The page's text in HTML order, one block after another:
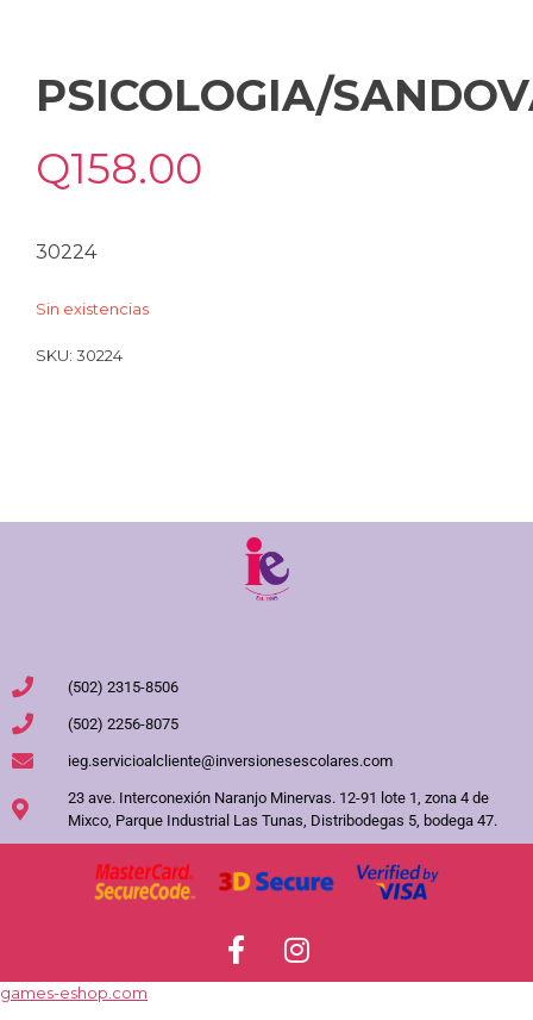
PSICOLOGIA/
Q158.00
30224
Sin existencias
SKU: 30224
(502) 2315-8506
(502) 2256-8075
ieg.servicioalcliente@inversionesescolares.com
23 ave. Interconexión Naranjo Minervas. 12-91 lote 1, zona 4 de
Mixco, Parque Industrial Las Tunas, Distribodegas 5, bodega 47.
games-eshop.com